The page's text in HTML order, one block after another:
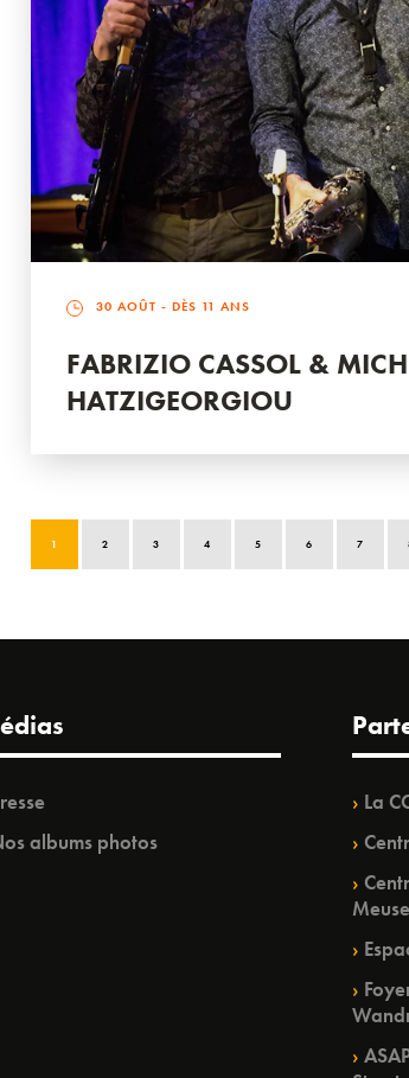
30 AOÛT - DÈS 11 ANS
FABRIZIO CASSOL &
HATZIGEORGIOU
1 2 3 4 5 6 7
albums photos
La
Meuse